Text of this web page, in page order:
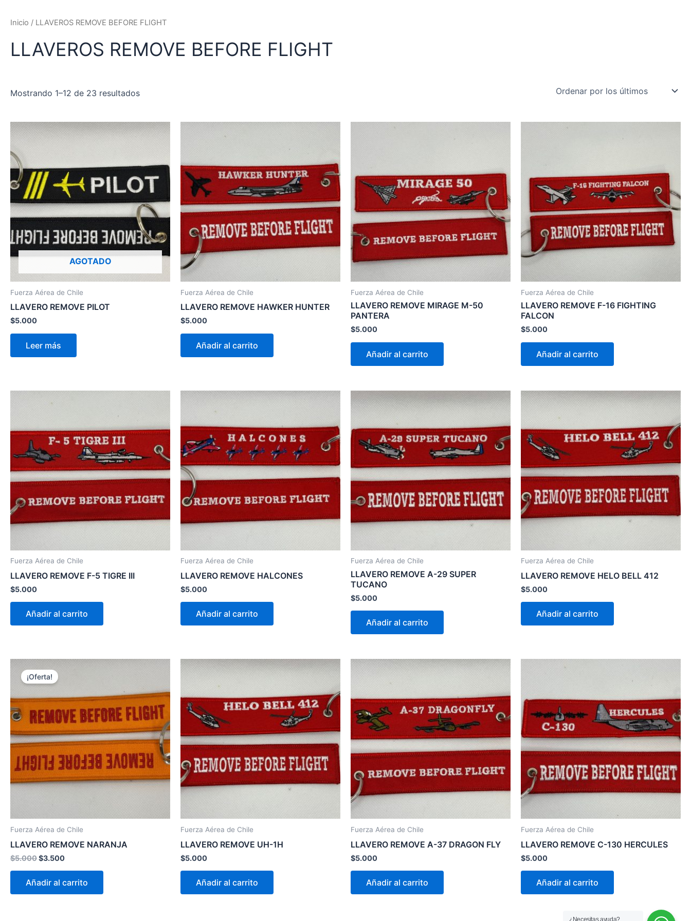
Inicio / LLAVEROS REMOVE BEFORE FLIGHT
LLAVEROS REMOVE BEFORE FLIGHT
Mostrando 1–12 de 23 resultados
los
últimos
AGOTADO
Fuerza Aérea de Chile
LLAVERO REMOVE PILOT
$5.000
Leer más
Fuerza Aérea de Chile
LLAVERO REMOVE HAWKER HUNTER
$5.000
Añadir al carrito
Fuerza Aérea de Chile
LLAVERO REMOVE MIRAGE M-50
PANTERA
$5.000
Añadir al carrito
Fuerza Aérea de Chile
LLAVERO REMOVE F-16 FIGHTING
FALCON
$5.000
Añadir al carrito
Fuerza Aérea de Chile
LLAVERO REMOVE F-5 TIGRE III
$5.000
Añadir al carrito
Fuerza Aérea de Chile
LLAVERO REMOVE HALCONES
$5.000
Añadir al carrito
Fuerza Aérea de Chile
LLAVERO REMOVE A-29 SUPER
TUCANO
$5.000
Añadir al carrito
Fuerza Aérea de Chile
LLAVERO REMOVE HELO BELL 412
$5.000
Añadir al carrito
¡Oferta!
Fuerza Aérea de Chile
LLAVERO REMOVE NARANJA
$5.000
precio
original
$5.000.
$3.500
El
$3.500.
Añadir al carrito
Fuerza Aérea de Chile
LLAVERO REMOVE UH-1H
$5.000
Añadir al carrito
Fuerza Aérea de Chile
LLAVERO REMOVE A-37 DRAGON FLY
$5.000
Añadir al carrito
Fuerza Aérea de Chile
LLAVERO REMOVE C-130 HERCULES
$5.000
Añadir al carrito
¿Necesitas ayuda?